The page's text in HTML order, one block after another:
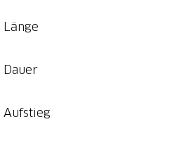
Länge
Dauer
Aufstieg